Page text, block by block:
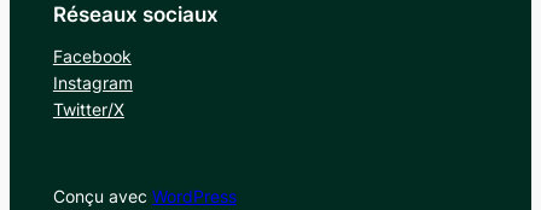
Réseaux sociaux
Facebook
Instagram
Twitter/X
Conçu avec WordPress